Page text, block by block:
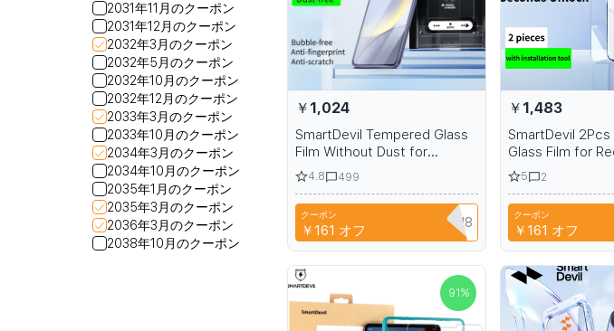
2031年11月のクーポン
2031年12月のクーポン
2032年3月のクーポン
2032年5月のクーポン
2032年10月のクーポン
2032年12月のクーポン
2033年3月のクーポン
2033年10月のクーポン
2034年3月のクーポン
2034年10月のクーポン
2035年1月のクーポン
2035年3月のクーポン
2036年3月のクーポン
2038年10月のクーポン
￥1,024
SmartDevil Tempered Glass
Film Without Dust for
Samsung S25 Ultra HD
Transparent Screen
Protective Film for Samsung
S25 S24 with Fingerprint
Protection
4.8 499
クーポン
￥161 オフ CYPQ3XAVLEH8
￥1,483
SmartDevil
Glass Film for
HD Privacy
for Redmi K80
fingerprint Non-
5 2
クーポン
￥161 オフ
91 %